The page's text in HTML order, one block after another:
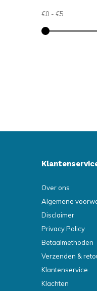
€0 - €5
Over ons
Algemene
Disclaimer
Privacy Policy
Betaalmethoden
Verzenden &
Klantenservice
Klachten